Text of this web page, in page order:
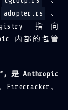
adopter.rs
、
指向
内部的包管
，是 Anthropic
Firecracker、